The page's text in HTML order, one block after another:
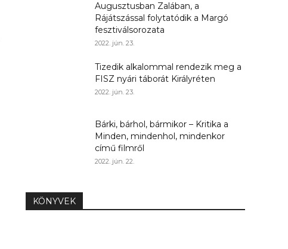
Augusztusban Zalában, a
Rájátszással folytatódik a Margó
fesztiválsorozata
2022. jún. 23.
Tizedik alkalommal rendezik meg a
FISZ nyári táborát Királyréten
2022. jún. 23.
Bárki, bárhol, bármikor – Kritika a
Minden, mindenhol, mindenkor
című filmről
2022. jún. 22.
KÖNYVEK